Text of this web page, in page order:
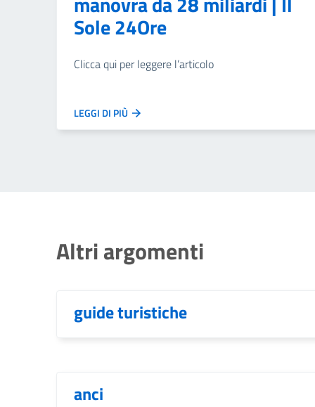
Sole 24Ore
Clicca qui per leggere l’articolo
LEGGI DI PIÙ
Altri argomenti
guide turistiche
anci